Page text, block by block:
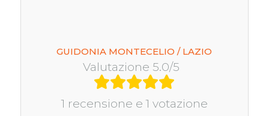
GUIDONIA MONTECELIO / LAZIO
Valutazione 5.0/5
1 recensione e 1 votazione